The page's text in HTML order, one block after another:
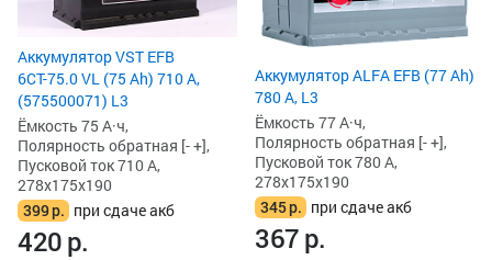
Аккумулятор VST EFB
6СТ-75.0 VL (75 Ah) 710 А,
(575500071) L3
Ёмкость 75 А·ч,
Полярность обратная [- +],
Пусковой ток 710 А,
278x175x190
399р. при сдаче акб
420р.
Аккумулятор ALFA EFB (77 Ah)
780 А, L3
Ёмкость 77 А·ч,
Полярность обратная [- +],
Пусковой ток 780 А,
278x175x190
345р. при сдаче акб
367р.